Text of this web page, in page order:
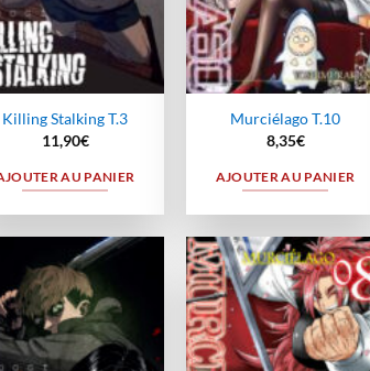
Killing Stalking T.3
11,90€
AU PANIER
Murciélago T.10
8,35€
AJOUTER AU PANIER
Ajouter
à la
wishlist
Ajouter
à la
wishlist